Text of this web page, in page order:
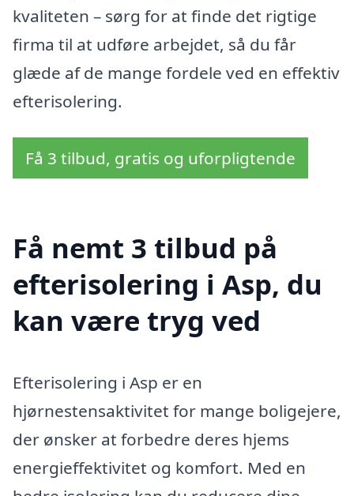
kvaliteten – sørg for at finde det rigtige
firma til at udføre arbejdet, så du får
glæde af de mange fordele ved en effektiv
efterisolering.
Få 3 tilbud, gratis og uforpligtende
Få nemt 3 tilbud på
efterisolering i Asp, du
kan være tryg ved
Efterisolering i Asp er en
hjørnestensaktivitet for mange boligejere,
der ønsker at forbedre deres hjems
energieffektivitet og komfort. Med en